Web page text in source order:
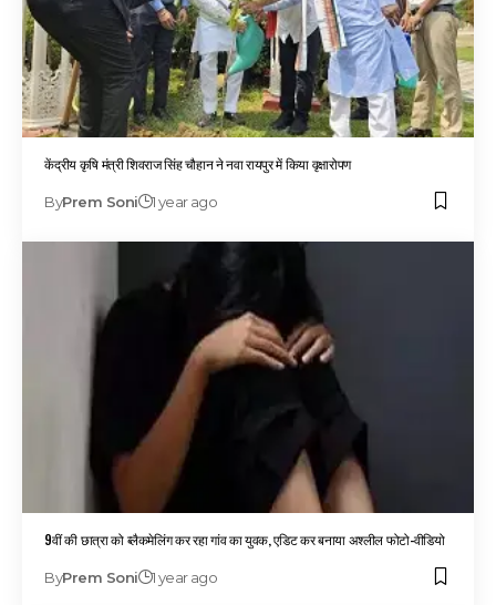
केंद्रीय कृषि मंत्री शिवराज सिंह चौहान ने नवा रायपुर में किया वृक्षारोपण
ByPrem Soni 1 year ago
9वीं की छात्रा को ब्लैकमेलिंग कर रहा गांव का युवक, एडिट कर बनाया अश्लील फोटो-वीडियो
ByPrem Soni 1 year ago